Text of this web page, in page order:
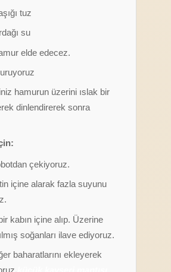
tuz
su
elde edecez.
hamurun üzerini ıslak bir
dinlendirerek sonra
çekiyoruz.
içine alarak fazla suyunu
kabın içine alıp. Üzerine
soğanları ilave ediyoruz.
baharatlarını ekleyerek